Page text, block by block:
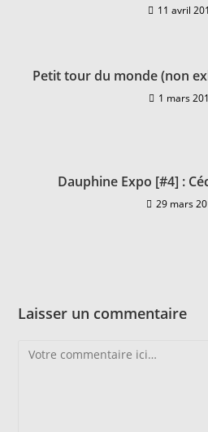
11 avril
Petit tour du monde (non
1 mars
Dauphine Expo [#4] :
29 mars
Laisser un commentaire
Comment